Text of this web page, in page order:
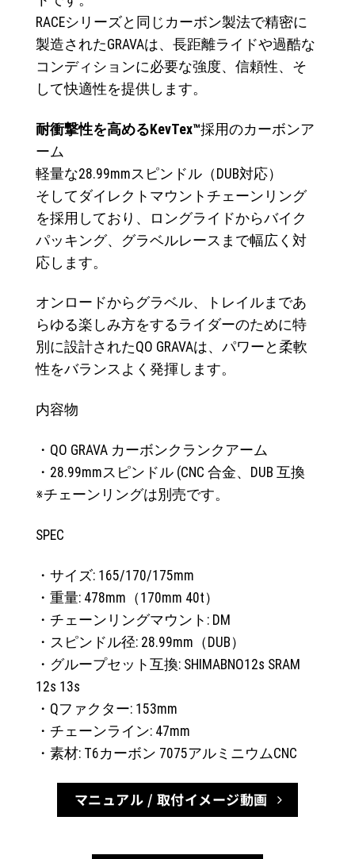
RACEシリーズと同じカーボン製法で精密に
製造されたGRAVAは、長距離ライドや過酷な
コンディションに必要な強度、信頼性、そ
して快適性を提供します。
耐衝撃性を高めるKevTex™採用のカーボンア
ーム
軽量な28.99mmスピンドル（DUB対応）
そしてダイレクトマウントチェーンリング
を採用しており、ロングライドからバイク
パッキング、グラベルレースまで幅広く対
応します。
オンロードからグラベル、トレイルまであ
らゆる楽しみ方をするライダーのために特
別に設計されたQO GRAVAは、パワーと柔軟
性をバランスよく発揮します。
内容物
・QO GRAVA カーボンクランクアーム
・28.99mmスピンドル (CNC 合金、DUB 互換
※チェーンリングは別売です。
SPEC
・サイズ: 165/170/175mm
・重量: 478mm（170mm 40t）
・チェーンリングマウント: DM
・スピンドル径: 28.99mm（DUB）
・グループセット互換: SHIMABNO12s SRAM
12s 13s
・Qファクター: 153mm
・チェーンライン: 47mm
・素材: T6カーボン 7075アルミニウムCNC
マニュアル / 取付イメージ動画